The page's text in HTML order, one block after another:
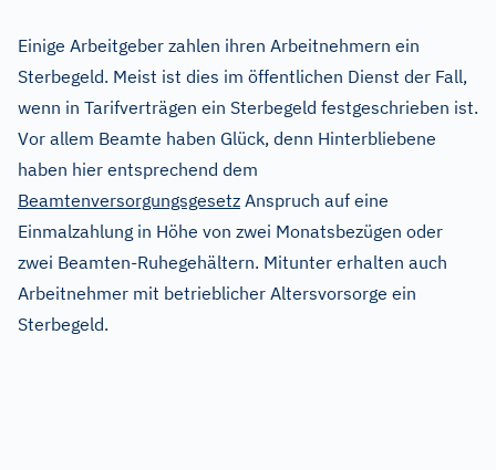
Einige Arbeitgeber zahlen ihren Arbeitnehmern ein
Sterbegeld. Meist ist dies im öffentlichen Dienst der Fall,
wenn in Tarifverträgen ein Sterbegeld festgeschrieben ist.
Vor allem Beamte haben Glück, denn Hinterbliebene
haben hier entsprechend dem
Beamtenversorgungsgesetz Anspruch auf eine
Einmalzahlung in Höhe von zwei Monatsbezügen oder
zwei Beamten-Ruhegehältern. Mitunter erhalten auch
Arbeitnehmer mit betrieblicher Altersvorsorge ein
Sterbegeld.